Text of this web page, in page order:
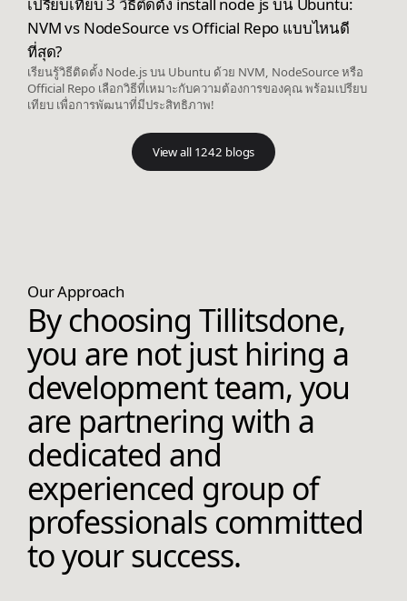
NVM vs NodeSource vs Official Repo แบบไหนดี
ที่สุด?
เรียนรู้วิธีติดตั้ง Node.js บน Ubuntu ด้วย NVM, NodeSource หรือ
Official Repo เลือกวิธีที่เหมาะกับความต้องการของคุณ พร้อมเปรียบ
เทียบ เพื่อการพัฒนาที่มีประสิทธิภาพ!
View all 1242 blogs
Our Approach
By choosing Tillitsdone,
you are not just hiring a
development team, you
are partnering with a
dedicated and
experienced group of
professionals committed
to your success.